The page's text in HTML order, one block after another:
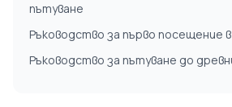
пътуване
Ръководство за първо посещение
Ръководство за пътуване до